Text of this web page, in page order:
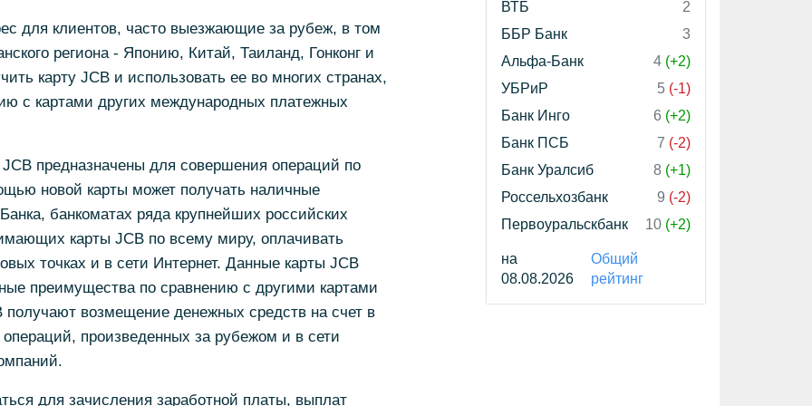
для клиентов, часто выезжающие за рубеж, в том
региона - Японию, Китай, Таиланд, Гонконг и
карту JCB и использовать ее во многих странах,
с картами других международных платежных
предназначены для совершения операций по
новой карты может получать наличные
банкоматах ряда крупнейших российских
карты JCB по всему миру, оплачивать
точках и в сети Интернет. Данные карты JCB
преимущества по сравнению с другими картами
получают возмещение денежных средств на счет в
произведенных за рубежом и в сети
для зачисления заработной платы, выплат
ВТБ
2
ББР Банк
3
Альфа-Банк
4 (+2)
УБРиР
5 (-1)
Банк Инго
6 (+2)
Банк ПСБ
7 (-2)
Банк Уралсиб
8 (+1)
Россельхозбанк
9 (-2)
Первоуральскбанк
10 (+2)
на
08.08.2026
Общий
рейтинг